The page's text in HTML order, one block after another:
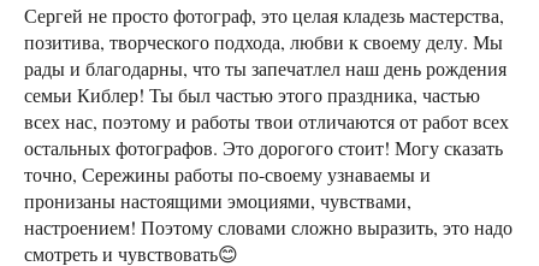
Сергей не просто фотограф, это целая кладезь мастерства,
позитива, творческого подхода, любви к своему делу. Мы
рады и благодарны, что ты запечатлел наш день рождения
семьи Киблер! Ты был частью этого праздника, частью
всех нас, поэтому и работы твои отличаются от работ всех
остальных фотографов. Это дорогого стоит! Могу сказать
точно, Сережины работы по-своему узнаваемы и
пронизаны настоящими эмоциями, чувствами,
настроением! Поэтому словами сложно выразить, это надо
смотреть и чувствовать😊